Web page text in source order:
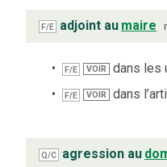
F/E adjoint au maire
F/E VOIR dans les
F/E VOIR dans
Q/C agression au